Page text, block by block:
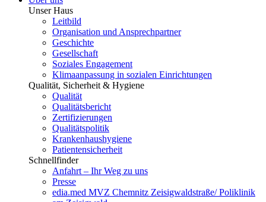
Unser Haus
Leitbild
Organisation und Ansprechpartner
Geschichte
Gesellschaft
Soziales Engagement
Klimaanpassung in sozialen Einrichtungen
Qualität, Sicherheit & Hygiene
Qualität
Qualitätsbericht
Zertifizierungen
Qualitätspolitik
Krankenhaushygiene
Patientensicherheit
Schnellfinder
Anfahrt – Ihr Weg zu uns
Presse
edia.med MVZ Chemnitz Zeisigwaldstraße/ Poliklinik